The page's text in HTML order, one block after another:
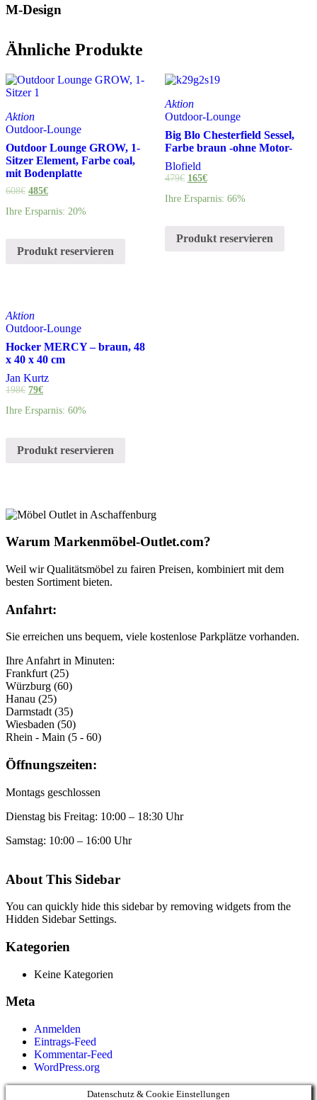
M-Design
Ähnliche Produkte
Aktion
Outdoor-Lounge
Outdoor Lounge GROW, 1-
Sitzer Element, Farbe coal,
mit Bodenplatte
608€ 485€
Ihre Ersparnis: 20%
Produkt reservieren
Aktion
Outdoor-Lounge
Big Blo Chesterfield Sessel,
Farbe braun -ohne Motor-
Blofield
479€ 165€
Ihre Ersparnis: 66%
Produkt reservieren
Aktion
Outdoor-Lounge
Hocker MERCY – braun, 48
x 40 x 40 cm
Jan Kurtz
198€ 79€
Ihre Ersparnis: 60%
Produkt reservieren
Warum Markenmöbel-Outlet.com?
Weil wir Qualitätsmöbel zu fairen Preisen, kombiniert mit dem
besten Sortiment bieten.
Anfahrt:
Sie erreichen uns bequem, viele kostenlose Parkplätze vorhanden.
Ihre Anfahrt in Minuten:
Frankfurt (25)
Würzburg (60)
Hanau (25)
Darmstadt (35)
Wiesbaden (50)
Rhein - Main (5 - 60)
Öffnungszeiten:
Montags geschlossen
Dienstag bis Freitag: 10:00 – 18:30 Uhr
Samstag: 10:00 – 16:00 Uhr
About This Sidebar
You can quickly hide this sidebar by removing widgets from the
Hidden Sidebar Settings.
Kategorien
Keine Kategorien
Meta
Anmelden
Eintrags-Feed
Kommentar-Feed
WordPress.org
Datenschutz & Cookie Einstellungen